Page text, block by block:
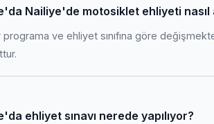
Nailiye'de motosiklet ehliyeti nasıl
programa ve ehliyet sınıfına göre
ehliyet sınavı nerede yapılıyor?